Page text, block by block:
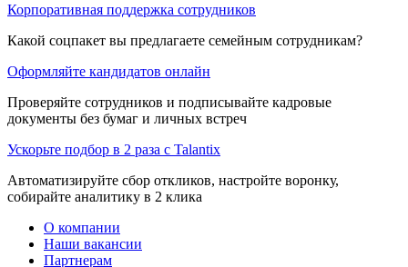
Корпоративная поддержка сотрудников
Какой соцпакет вы предлагаете семейным сотрудникам?
Оформляйте кандидатов онлайн
Проверяйте сотрудников и подписывайте кадровые
документы без бумаг и личных встреч
Ускорьте подбор в 2 раза с Talantix
Автоматизируйте сбор откликов, настройте воронку,
собирайте аналитику в 2 клика
О компании
Наши вакансии
Партнерам